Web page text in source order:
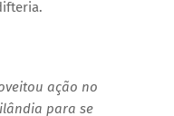
ação no
para se